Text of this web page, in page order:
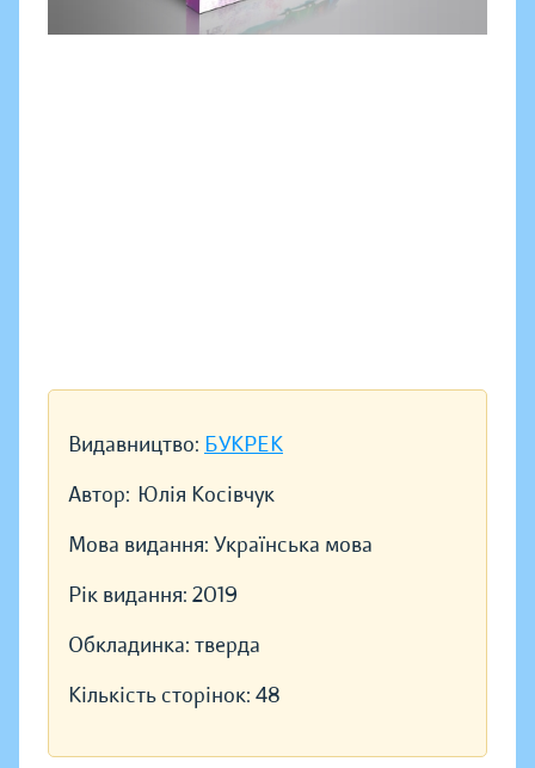
Видавництво: БУКРЕК
Автор: Юлія Косівчук
Мова видання: Українська мова
Рік видання: 2019
Обкладинка: тверда
Кількість сторінок: 48